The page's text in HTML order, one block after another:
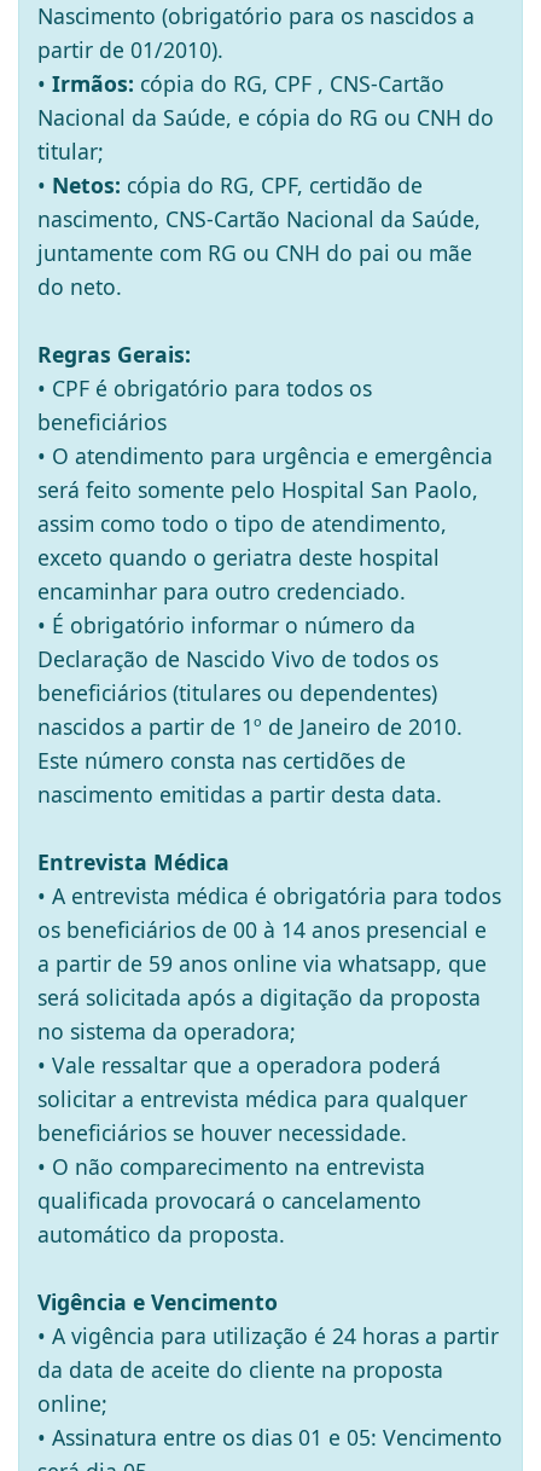
Nascimento (obrigatório para os nascidos a
partir de 01/2010).
• Irmãos: cópia do RG, CPF , CNS-Cartão
Nacional da Saúde, e cópia do RG ou CNH do
titular;
• Netos: cópia do RG, CPF, certidão de
nascimento, CNS-Cartão Nacional da Saúde,
juntamente com RG ou CNH do pai ou mãe
do neto.
Regras Gerais:
• CPF é obrigatório para todos os
beneficiários
• O atendimento para urgência e emergência
será feito somente pelo Hospital San Paolo,
assim como todo o tipo de atendimento,
exceto quando o geriatra deste hospital
encaminhar para outro credenciado.
• É obrigatório informar o número da
Declaração de Nascido Vivo de todos os
beneficiários (titulares ou dependentes)
nascidos a partir de 1º de Janeiro de 2010.
Este número consta nas certidões de
nascimento emitidas a partir desta data.
Entrevista Médica
• A entrevista médica é obrigatória para todos
os beneficiários de 00 à 14 anos presencial e
a partir de 59 anos online via whatsapp, que
será solicitada após a digitação da proposta
no sistema da operadora;
• Vale ressaltar que a operadora poderá
solicitar a entrevista médica para qualquer
beneficiários se houver necessidade.
• O não comparecimento na entrevista
qualificada provocará o cancelamento
automático da proposta.
Vigência e Vencimento
• A vigência para utilização é 24 horas a partir
da data de aceite do cliente na proposta
online;
• Assinatura entre os dias 01 e 05: Vencimento